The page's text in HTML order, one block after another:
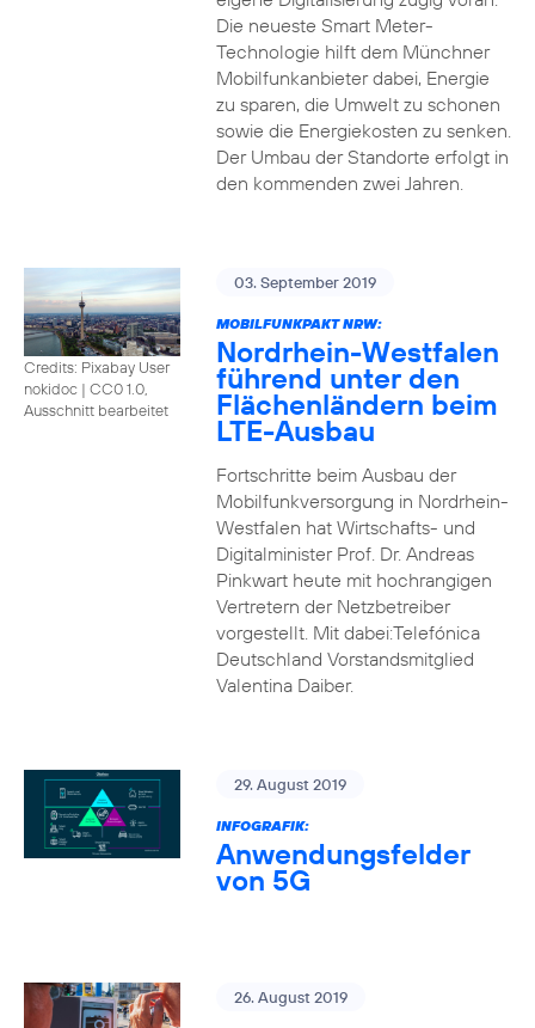
Die neueste Smart Meter-
Technologie hilft dem Münchner
Mobilfunkanbieter dabei, Energie
zu sparen, die Umwelt zu schonen
sowie die Energiekosten zu senken.
Der Umbau der Standorte erfolgt in
den kommenden zwei Jahren.
Credits: Pixabay User
nokidoc | CC0 1.0,
Ausschnitt bearbeitet
03. September 2019
MOBILFUNKPAKT NRW:
Nordrhein-Westfalen
führend unter den
Flächenländern beim
LTE-Ausbau
Fortschritte beim Ausbau der
Mobilfunkversorgung in Nordrhein-
Westfalen hat Wirtschafts- und
Digitalminister Prof. Dr. Andreas
Pinkwart heute mit hochrangigen
Vertretern der Netzbetreiber
vorgestellt. Mit dabei:Telefónica
Deutschland Vorstandsmitglied
Valentina Daiber.
29. August 2019
INFOGRAFIK:
Anwendungsfelder
von 5G
26. August 2019